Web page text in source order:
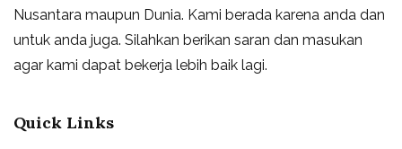
Nusantara maupun Dunia. Kami berada karena anda dan
untuk anda juga. Silahkan berikan saran dan masukan
agar kami dapat bekerja lebih baik lagi.
Quick Links